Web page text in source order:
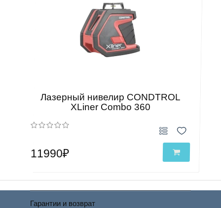
Лазерный нивелир CONDTROL
XLiner Combo 360
11990₽
Гарантии и возврат